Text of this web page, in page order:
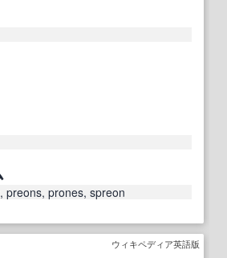
, preons, prones, spreon
ウィキペディア英語版